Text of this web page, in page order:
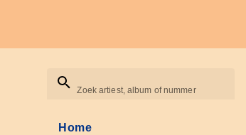
Zoek artiest, album of nummer
Home